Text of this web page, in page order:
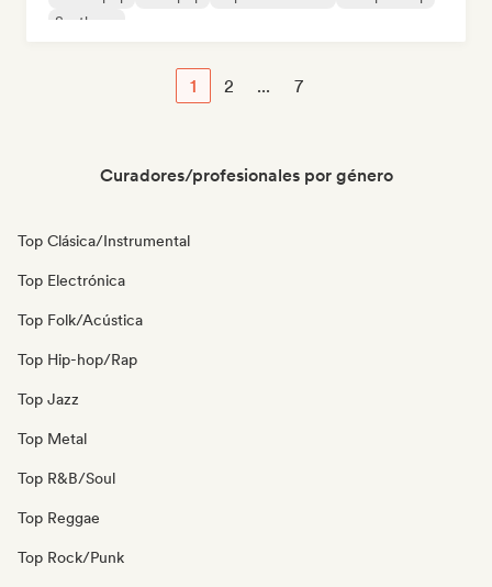
Synthpop
1 2 ... 7
Curadores/profesionales por género
Top Clásica/Instrumental
Top Electrónica
Top Folk/Acústica
Top Hip-hop/Rap
Top Jazz
Top Metal
Top R&B/Soul
Top Reggae
Top Rock/Punk